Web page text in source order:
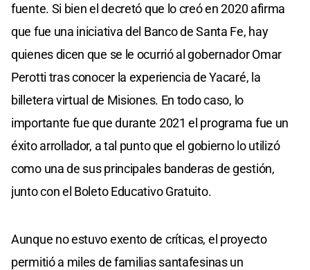
fuente. Si bien el decretó que lo creó en 2020 afirma
que fue una iniciativa del Banco de Santa Fe, hay
quienes dicen que se le ocurrió al gobernador Omar
Perotti tras conocer la experiencia de Yacaré, la
billetera virtual de Misiones. En todo caso, lo
importante fue que durante 2021 el programa fue un
éxito arrollador, a tal punto que el gobierno lo utilizó
como una de sus principales banderas de gestión,
junto con el Boleto Educativo Gratuito.
Aunque no estuvo exento de críticas, el proyecto
permitió a miles de familias santafesinas un